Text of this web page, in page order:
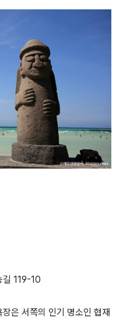
길 119-10
은 서쪽의 인기 명소인 협재